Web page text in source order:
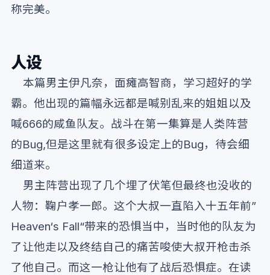
称完美。
人设
本篇男主伊凡奈，面瘫高智商，学习超好的学
霸。他出现的篇幅永远都是喊别乱来的姐姐以及
喊666的咸鱼队友。战斗在第一集算是人类阵营
的Bug,但是这里就有很多设定上的Bug，待会细
细道来。
男主阵营出现了几个埋了伏笔但最终也没收的
人物：鞠户孝一郎。这个大叔一直陷入十五年前”
Heaven‘s Fall“带来的恐惧当中，当时他的队友为
了让他走以及终结自己的痛苦唆使大叔开枪击杀
了他自己。而这一枪让他有了战后恐惧症。在读